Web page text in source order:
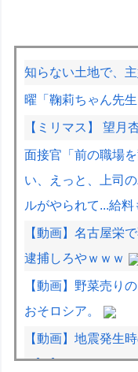
知らない土地で、
曜「鞠莉ちゃん先
【ミリマス】 望
面接官「前の職場
い、えっと、上司
ルがやられて...給料
【動画】名古屋栄
逮捕しろやｗｗｗ
【動画】野菜売り
おそロシア。
【動画】地震発生
(((ﾟДﾟ)))